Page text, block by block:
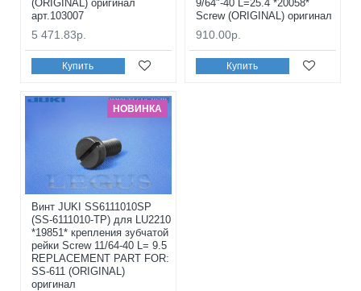
(ORIGINAL) оригинал
арт.103007
5 471.83р.
Купить
9/64"-40 L=25.4 *20058*
Screw (ORIGINAL) оригинал
910.00р.
Купить
НОВИНКА
Винт JUKI SS6111010SP
(SS-6111010-TP) для LU2210
*19851* крепления зубчатой
рейки Screw 11/64-40 L= 9.5
REPLACEMENT PART FOR:
SS-611 (ORIGINAL)
оригинал